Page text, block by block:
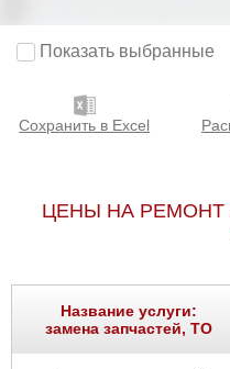
Показать выбранные
Сохранить в Excel
ЦЕНЫ НА РЕМОНТ
Название услуги:
замена запчастей, ТО